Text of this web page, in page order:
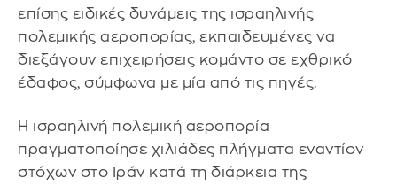
επίσης ειδικές δυνάμεις της ισραηλινής
πολεμικής αεροπορίας, εκπαιδευμένες να
διεξάγουν επιχειρήσεις κομάντο σε εχθρικό
έδαφος, σύμφωνα με μία από τις πηγές.
Η ισραηλινή πολεμική αεροπορία
πραγματοποίησε χιλιάδες πλήγματα εναντίον
στόχων στο Ιράν κατά τη διάρκεια της